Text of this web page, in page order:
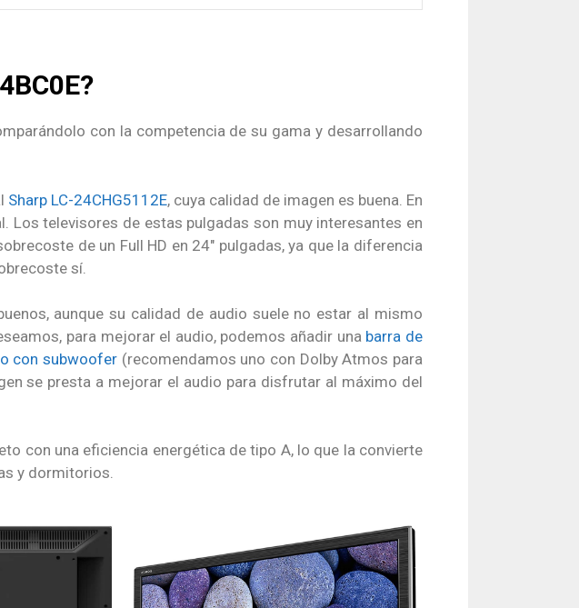
con la competencia de su gama y desarrollando
Sharp LC-24CHG5112E, cuya calidad de imagen es buena. En
Los televisores de estas pulgadas son muy interesantes en
de un Full HD en 24″ pulgadas, ya que la diferencia
sí.
aunque su calidad de audio suele no estar al mismo
para mejorar el audio, podemos añadir una barra de
con subwoofer (recomendamos uno con Dolby Atmos para
se presta a mejorar el audio para disfrutar al máximo del
con una eficiencia energética de tipo A, lo que la convierte
y dormitorios.